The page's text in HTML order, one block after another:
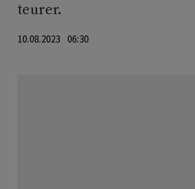
teurer.
10.08.2023 06:30